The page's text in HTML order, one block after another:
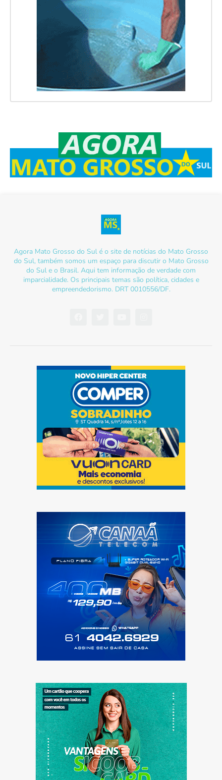
Agora Mato Grosso do Sul é o site de notícias do Mato Grosso
do Sul, também somos um espaço para discutir o Mato Grosso
do Sul e o Brasil. Aqui tem informação de verdade com
imparcialidade. Os principais temas são política, cidades e
empreendedorismo. DRT 0010556/DF.